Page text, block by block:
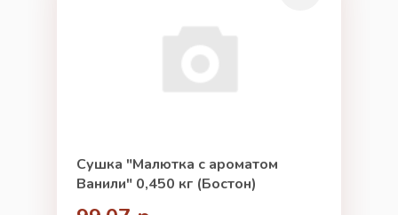
Сушка "Малютка с ароматом
Ванили" 0,450 кг (Бостон)